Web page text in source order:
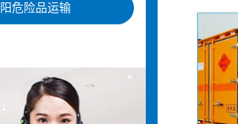
危险品运输